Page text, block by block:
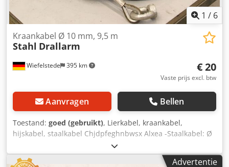
1 / 6
Wiefelstede 395 km
Kraankabel Ø 10 mm, 9,5 m
Stahl Drallarm
€ 20
Vaste prijs excl. btw
Aanvragen Bellen
Toestand: goed (gebruikt), Lierkabel, kraankabel,
hijskabel, staalkabel Chjdpfeghnbwsx Alxea -Staalkabel: Ø
10 mm -Lengte: 9,5 m -Voor elektrische takel -Andere
kraankabels zijn ook beschikbaar -Aantal: 7 rollen
Advertentie